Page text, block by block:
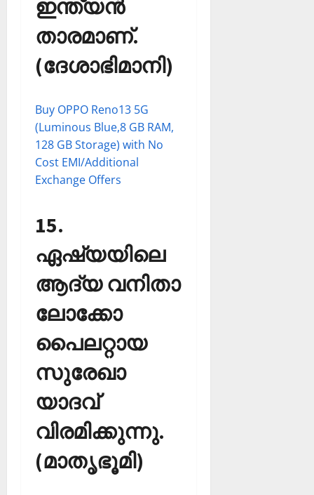
ഇന്ത്യന്‍
താരമാണ്.
(ദേശാഭിമാനി)
Buy OPPO Reno13 5G
(Luminous Blue,8 GB RAM,
128 GB Storage) with No
Cost EMI/Additional
Exchange Offers
15.
ഏഷ്യയിലെ
ആദ്യ വനിതാ
ലോക്കോ
പൈലറ്റായ
സുരേഖാ
യാദവ്
വിരമിക്കുന്നു.
(മാതൃഭൂമി)